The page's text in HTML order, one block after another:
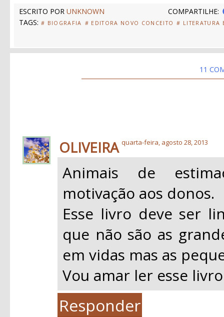
ESCRITO POR UNKNOWN
COMPARTILHE:
TAGS: # BIOGRAFIA # EDITORA NOVO CONCEITO # LITERATURA
11
OLIVEIRA quarta-feira, agosto 28, 2013
Animais de
motivação aos donos.
Esse livro deve ser
que não são as
em vidas mas as
Vou amar ler esse
Responder